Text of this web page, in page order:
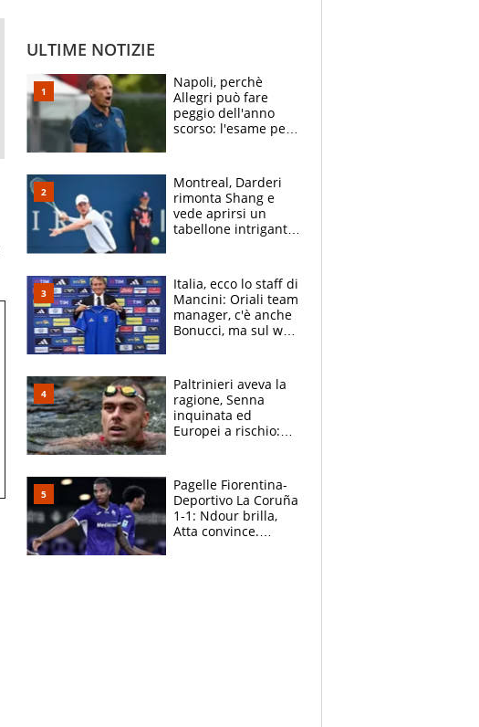
ULTIME NOTIZIE
Napoli, perchè
Allegri può fare
peggio dell'anno
scorso: l'esame per
Monopoly
Montreal, Darderi
rimonta Shang e
vede aprirsi un
tabellone intrigante:
felice del mio livello"
Italia, ecco lo staff di
Mancini: Oriali team
manager, c'è anche
Bonucci, ma sul web
Paltrinieri aveva la
ragione, Senna
inquinata ed
Europei a rischio:
adesso
Pagelle Fiorentina-
Deportivo La Coruña
1-1: Ndour brilla,
Atta convince.